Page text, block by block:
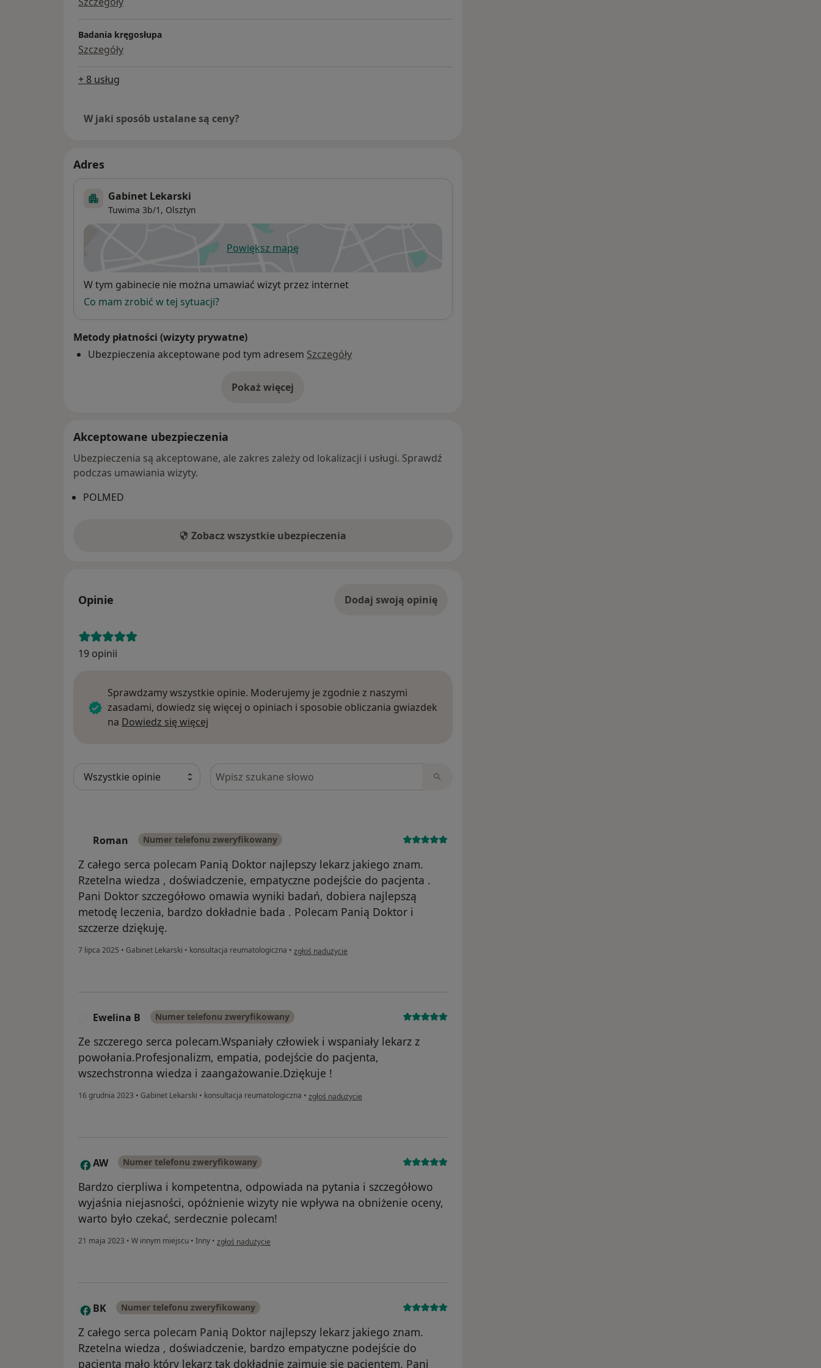
Badania kręgosłupa
Szczegóły
+ 8 usług
W jaki sposób ustalane są ceny?
Adres
Gabinet Lekarski
Tuwima 3b/1, Olsztyn
Powiększ mapęotwiera się w nowej karcie
Dostępność
W tym gabinecie nie można umawiać wizyt przez internet
Co mam zrobić w tej sytuacji?
Metody płatności (wizyty prywatne)
Ubezpieczenia akceptowane pod tym adresem Szczegóły
Pokaż więcej
o adresie
Akceptowane ubezpieczenia
Ubezpieczenia są akceptowane, ale zakres zależy od lokalizacji i usługi. Sprawdź
podczas umawiania wizyty.
POLMED
Zobacz wszystkie ubezpieczenia
Opinie Dodaj swoją opinię
19 opinii
Sprawdzamy wszystkie opinie. Moderujemy je zgodnie z naszymi
zasadami, dowiedz się więcej o opiniach i sposobie obliczania gwiazdek
na Dowiedz się więcej
Szukaj w opiniach
Roman Numer telefonu zweryfikowany
Z całego serca polecam Panią Doktor najlepszy lekarz jakiego znam.
Rzetelna wiedza , doświadczenie, empatyczne podejście do pacjenta .
Pani Doktor szczegółowo omawia wyniki badań, dobiera najlepszą
metodę leczenia, bardzo dokładnie bada . Polecam Panią Doktor i
szczerze dziękuję.
7 lipca 2025 • Gabinet Lekarski • konsultacja reumatologiczna • w opinii użytkownika Roman
zgłoś nadużycie
Ewelina B Numer telefonu zweryfikowany
Ze szczerego serca polecam.Wspaniały człowiek i wspaniały lekarz z
powołania.Profesjonalizm, empatia, podejście do pacjenta,
wszechstronna wiedza i zaangażowanie.Dziękuje !
16 grudnia 2023 • Gabinet Lekarski • konsultacja reumatologiczna • w opinii użytkownika Ewelina B
zgłoś nadużycie
A AW Numer telefonu zweryfikowany
Bardzo cierpliwa i kompetentna, odpowiada na pytania i szczegółowo
wyjaśnia niejasności, opóżnienie wizyty nie wpływa na obniżenie oceny,
warto było czekać, serdecznie polecam!
21 maja 2023 • W innym miejscu • Inny • w opinii użytkownika AW
zgłoś nadużycie
B BK Numer telefonu zweryfikowany
Z całego serca polecam Panią Doktor najlepszy lekarz jakiego znam.
Rzetelna wiedza , doświadczenie, bardzo empatyczne podejście do
pacjenta mało który lekarz tak dokładnie zajmuje się pacjentem. Pani